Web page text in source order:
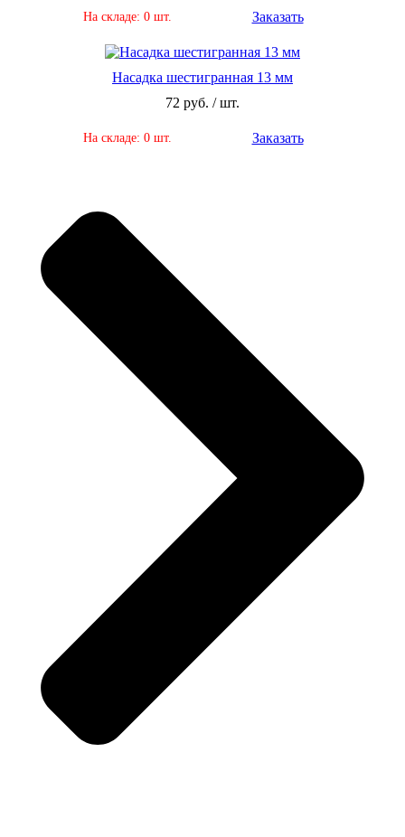
На складе: 0 шт. Заказать
Насадка шестигранная 13 мм
72 руб. / шт.
На складе: 0 шт. Заказать